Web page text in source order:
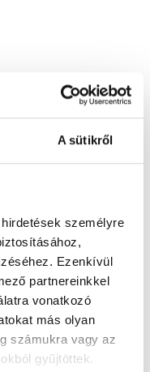
A sütikről
személyre
Ezenkívül
partnereinkkel
vonatkozó
más olyan
számukra vagy az
gyűjtöttek.
most!